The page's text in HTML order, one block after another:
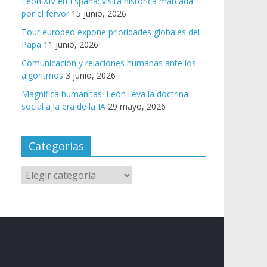
por el fervor 15 junio, 2026
Tour europeo expone prioridades globales del
Papa 11 junio, 2026
Comunicación y relaciones humanas ante los
algoritmos 3 junio, 2026
Magnifica humanitas: León lleva la doctrina
social a la era de la IA 29 mayo, 2026
Categorías